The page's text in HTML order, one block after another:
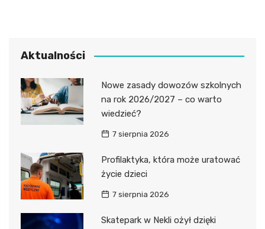
Aktualności
Nowe zasady dowozów szkolnych
na rok 2026/2027 – co warto
wiedzieć?
7 sierpnia 2026
Profilaktyka, która może uratować
życie dzieci
7 sierpnia 2026
Skatepark w Nekli ożył dzięki